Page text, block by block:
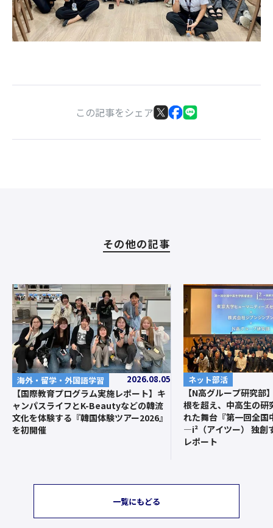
この記事をシェア
その他の記事
海外・留学・外国語学習 2026.08.05
【国際教育プログラム実施レポート】キ
ャンパスライフとK-Beautyなどの韓流
文化を体験する『韓国体験ツアー2026』
を初開催
ネット部活
【N高グループ研究部
根を超え、中高生の研
れた舞台『第一回全国
—i²（アイツー） 独創
レポート
一覧にもどる